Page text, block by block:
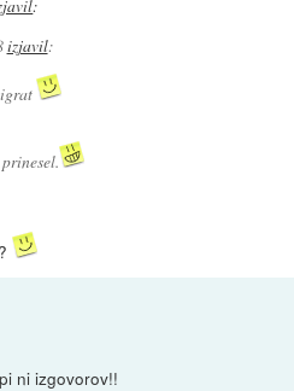
:
izjavil:
ni izgovorov!!